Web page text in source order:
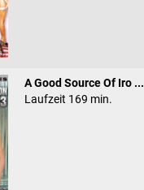
A Good Source Of Iro ...
Laufzeit 169 min.